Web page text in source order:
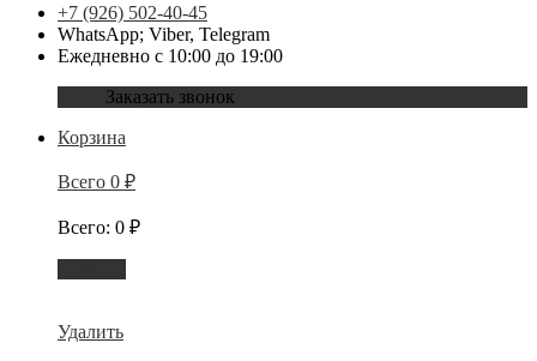
+7 (926) 502-40-45
WhatsApp; Viber, Telegram
Ежедневно с 10:00 до 19:00
Заказать звонок
Корзина
Всего 0 ₽
Всего: 0 ₽
Удалить